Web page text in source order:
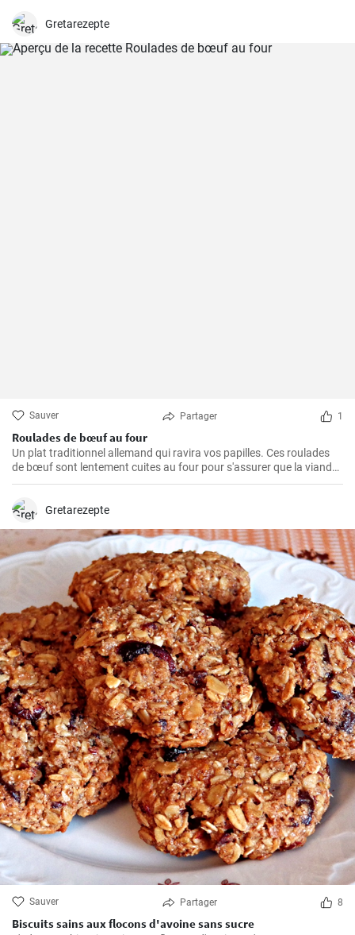
avec de la sauce, de la purée de pommes de terre ou des légumes
d'autres épices à la marinade pour la viande selon votre goût.
Gretarezepte
Sauver Partager 1
Roulades de bœuf au four
Un plat traditionnel allemand qui ravira vos papilles. Ces roulades
de bœuf sont lentement cuites au four pour s'assurer que la viande
est tendre et juteuse, alors que la garniture est imprégnée des
Gretarezepte
Sauver Partager 8
Biscuits sains aux flocons d'avoine sans sucre